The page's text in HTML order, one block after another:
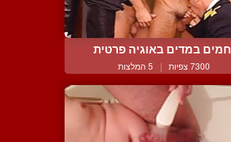
חמים במדים באוגיה פרטית
7300 צפיות | 5 המלצות